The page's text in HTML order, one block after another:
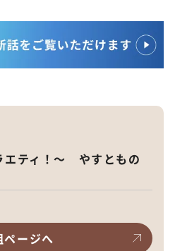
エティ！～ やすともの
ページへ